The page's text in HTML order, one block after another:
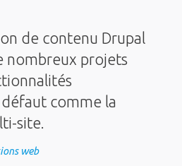
de contenu Drupal
nombreux projets
comme la
site.
web